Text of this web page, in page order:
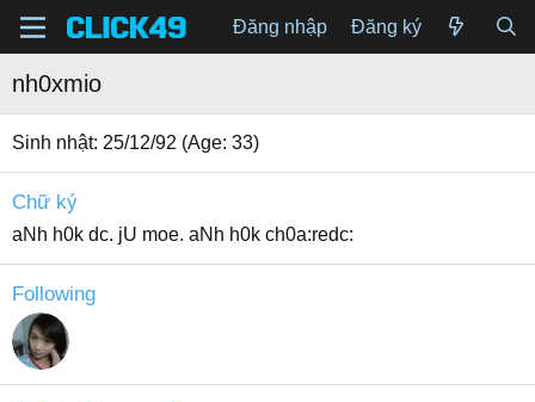
Đăng nhập Đăng ký
nh0xmio
Sinh nhật 25/12/92 (Age: 33)
Chữ ký
aNh h0k dc. jU moe. aNh h0k ch0a:redc:
Following